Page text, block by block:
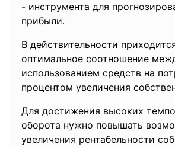
- инструмента для
прибыли.
В действительности
оптимальное соотношение
использованием средств на
процентом увеличения
Для достижения высоких
оборота нужно повышать
увеличения рентабельности